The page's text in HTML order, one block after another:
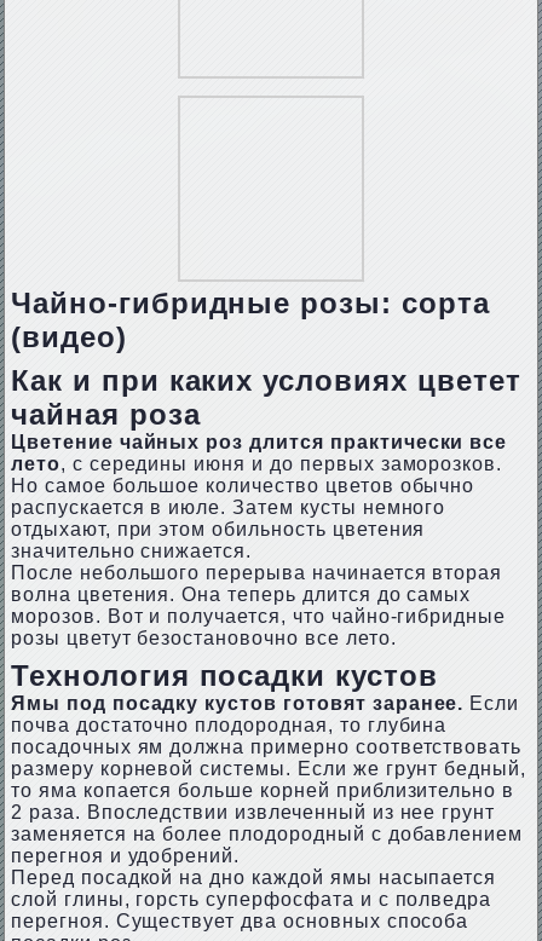
Чайно-гибридные розы: сорта
(видео)
Как и при каких условиях цветет
чайная роза
Цветение чайных роз длится практически все
лето, с середины июня и до первых заморозков.
Но самое большое количество цветов обычно
распускается в июле. Затем кусты немного
отдыхают, при этом обильность цветения
значительно снижается.
После небольшого перерыва начинается вторая
волна цветения. Она теперь длится до самых
морозов. Вот и получается, что чайно-гибридные
розы цветут безостановочно все лето.
Технология посадки кустов
Ямы под посадку кустов готовят заранее. Если
почва достаточно плодородная, то глубина
посадочных ям должна примерно соответствовать
размеру корневой системы. Если же грунт бедный,
то яма копается больше корней приблизительно в
2 раза. Впоследствии извлеченный из нее грунт
заменяется на более плодородный с добавлением
перегноя и удобрений.
Перед посадкой на дно каждой ямы насыпается
слой глины, горсть суперфосфата и с полведра
перегноя. Существует два основных способа